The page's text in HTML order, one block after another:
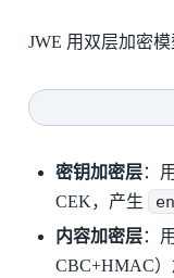
JWE 用双层加密模
密钥加密层：
CEK，产生
内容加密层：
CBC+HMAC）